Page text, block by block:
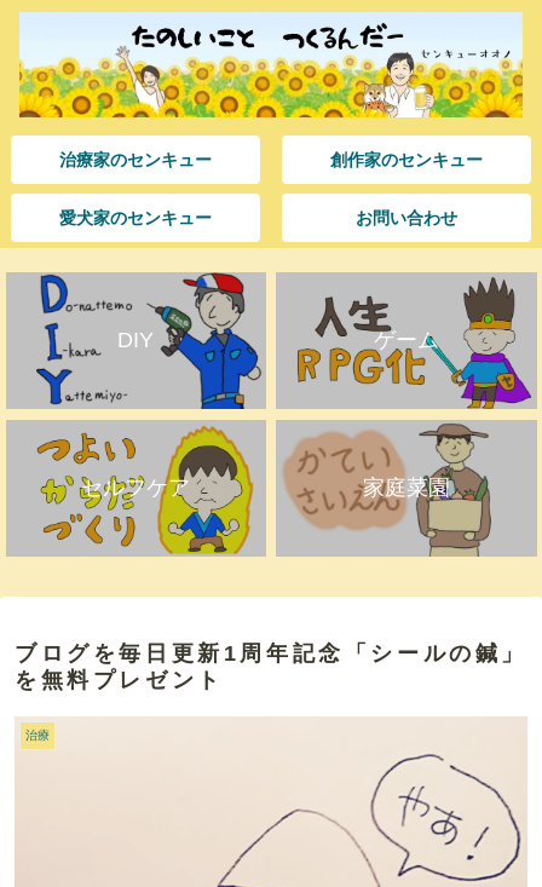
治療家のセンキュー 創作家のセンキュー
愛犬家のセンキュー お問い合わせ
DIY ゲーム
セルフケア 家庭菜園
ブログを毎日更新1周年記念「シールの鍼」
を無料プレゼント
治療